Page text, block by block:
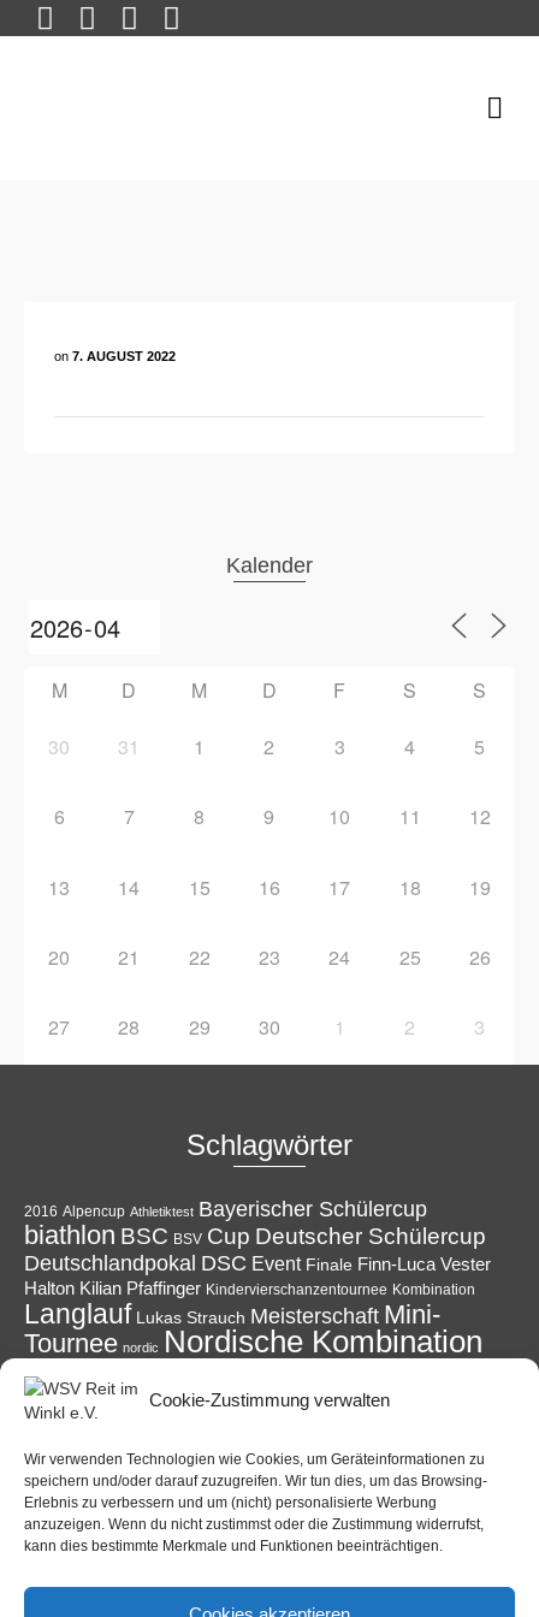
Cookie-Zustimmung verwalten
Wir verwenden Technologien wie Cookies, um Geräteinformationen zu
speichern und/oder darauf zuzugreifen. Wir tun dies, um das Browsing-
Erlebnis zu verbessern und um (nicht) personalisierte Werbung
anzuzeigen. Wenn du nicht zustimmst oder die Zustimmung widerrufst,
kann dies bestimmte Merkmale und Funktionen beeinträchtigen.
on 7. AUGUST 2022
Kalender
M D M D F S S
30 31 1 2 3 4 5
6 7 8 9 10 11 12
13 14 15 16 17 18 19
20 21 22 23 24 25 26
27 28 29 30 1 2 3
Schlagwörter
2016 Alpencup Athletiktest Bayerischer Schülercup
biathlon BSC BSV Cup Deutscher Schülercup
Deutschlandpokal DSC Event Finale Finn-Luca Vester
Halton Kilian Pfaffinger Kindervierschanzentournee Kombination
Langlauf Lukas Strauch Meisterschaft Mini-
Tournee nordic Nordische Kombination
Podest power
Schanzen Schüler Sieg Ski Skiing Skispringen
VereinWettkampfWinterWSV